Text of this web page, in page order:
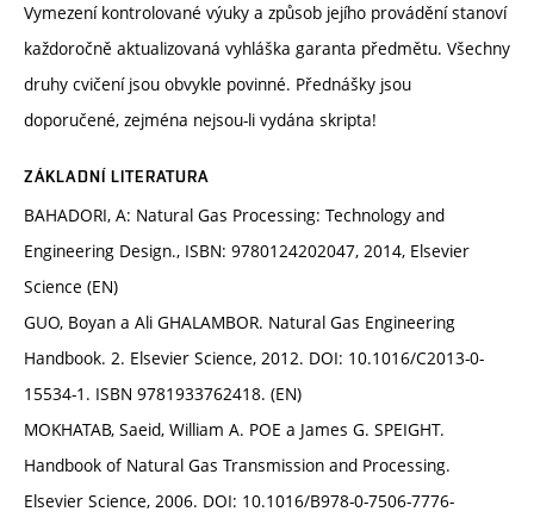
Vymezení kontrolované výuky a způsob jejího provádění stanoví
každoročně aktualizovaná vyhláška garanta předmětu. Všechny
druhy cvičení jsou obvykle povinné. Přednášky jsou
doporučené, zejména nejsou-li vydána skripta!
ZÁKLADNÍ LITERATURA
BAHADORI, A: Natural Gas Processing: Technology and
Engineering Design., ISBN: 9780124202047, 2014, Elsevier
Science (EN)
GUO, Boyan a Ali GHALAMBOR. Natural Gas Engineering
Handbook. 2. Elsevier Science, 2012. DOI: 10.1016/C2013-0-
15534-1. ISBN 9781933762418. (EN)
MOKHATAB, Saeid, William A. POE a James G. SPEIGHT.
Handbook of Natural Gas Transmission and Processing.
Elsevier Science, 2006. DOI: 10.1016/B978-0-7506-7776-